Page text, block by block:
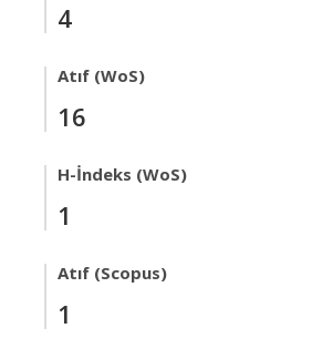
4
Atıf (WoS)
16
H-İndeks (WoS)
1
Atıf (Scopus)
1